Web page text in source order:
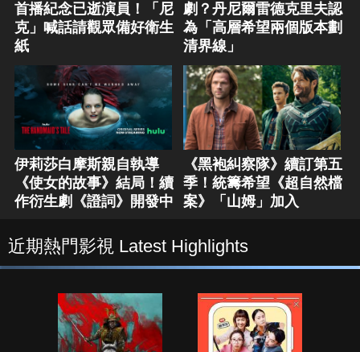
首播紀念已逝演員！「尼
克」喊話請觀眾備好衛生
紙
劇？丹尼爾雷德克里夫認
為「高層希望兩個版本劃
清界線」
伊莉莎白摩斯親自執導
《使女的故事》結局！續
作衍生劇《證詞》開發中
《黑袍糾察隊》續訂第五
季！統籌希望《超自然檔
案》「山姆」加入
近期熱門影視 Latest Highlights